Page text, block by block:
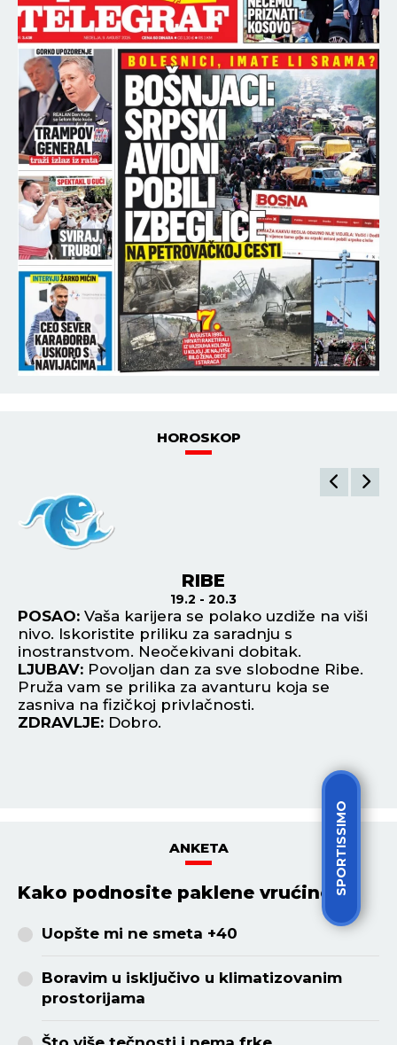
SPORTISSIMO
HOROSKOP
RIBE
19.2 - 20.3
POSAO: Vaša karijera se polako uzdiže na viši
nivo. Iskoristite priliku za saradnju s
inostranstvom. Neočekivani dobitak.
LJUBAV: Povoljan dan za sve slobodne Ribe.
Pruža vam se prilika za avanturu koja se
zasniva na fizičkoj privlačnosti.
ZDRAVLJE: Dobro.
ANKETA
Kako podnosite paklene vrućine?
Uopšte mi ne smeta +40
Boravim u isključivo u klimatizovanim
prostorijama